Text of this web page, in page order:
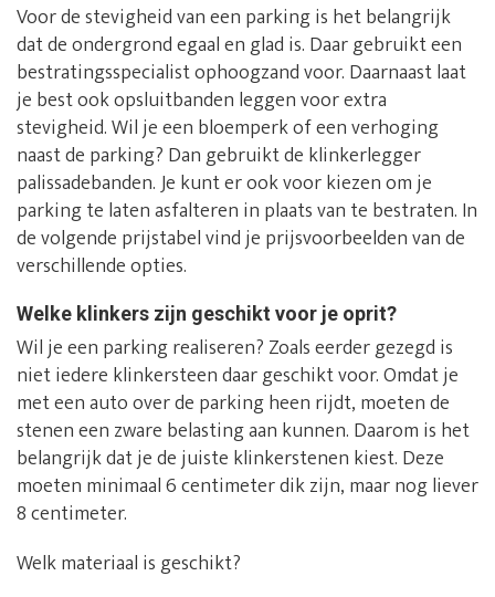
Voor de stevigheid van een parking is het belangrijk
dat de ondergrond egaal en glad is. Daar gebruikt een
bestratingsspecialist ophoogzand voor. Daarnaast laat
je best ook opsluitbanden leggen voor extra
stevigheid. Wil je een bloemperk of een verhoging
naast de parking? Dan gebruikt de klinkerlegger
palissadebanden. Je kunt er ook voor kiezen om je
parking te laten asfalteren in plaats van te bestraten. In
de volgende prijstabel vind je prijsvoorbeelden van de
verschillende opties.
Welke klinkers zijn geschikt voor je oprit?
Wil je een parking realiseren? Zoals eerder gezegd is
niet iedere klinkersteen daar geschikt voor. Omdat je
met een auto over de parking heen rijdt, moeten de
stenen een zware belasting aan kunnen. Daarom is het
belangrijk dat je de juiste klinkerstenen kiest. Deze
moeten minimaal 6 centimeter dik zijn, maar nog liever
8 centimeter.
Welk materiaal is geschikt?